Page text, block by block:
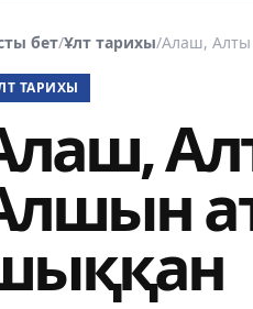
бет/Ұлт тарихы/Алаш,
ТАРИХЫ